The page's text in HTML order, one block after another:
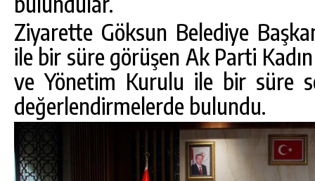
Ziyarette Göksun Belediye
ile bir süre görüşen Ak Parti
ve Yönetim Kurulu ile bir süre
değerlendirmelerde bulundu.
GÜNLÜK HABER AKIŞI
GÖKSUN HAFIZLIK KIZ KUR’AN KURSU
ÖĞRENCILERINE DARENDE GEZISI.